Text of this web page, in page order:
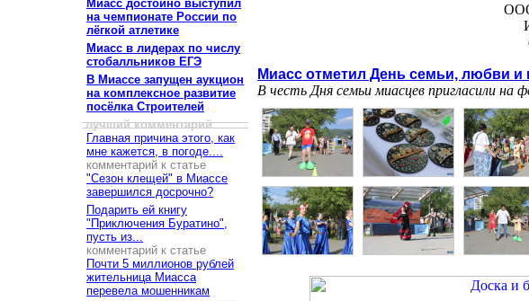
Миасс достойно выступил
на чемпионате России по
лёгкой атлетике
Миасс в лидерах по числу
стобалльников ЕГЭ
В Миассе запущен аукцион
на комплексное развитие
посёлка Строителей
лучший комментарий
Главная причина этого, как
мне кажется, в погоде....
комментарий к статье
"Сезон клещей" в Миассе
завершился досрочно?
Подарить ей книгу
"Приключения Буратино",
пусть из...
комментарий к статье
Почти 5 миллионов рублей
жительница Миасса
перевела мошенникам
Миасс отметил День семьи, любви и
В честь Дня семьи миасцев пригласили на